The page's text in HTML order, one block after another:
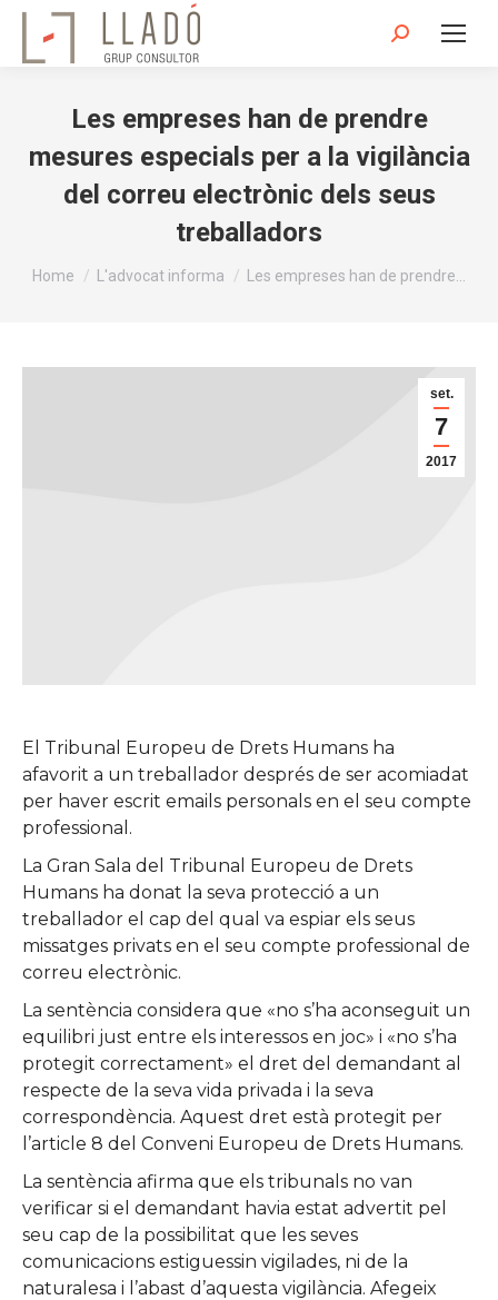
Search:
Les empreses han de prendre
mesures especials per a la vigilància
del correu electrònic dels seus
treballadors
You are here:
Home L'advocat informa Les empreses han de prendre…
set.
7
2017
El Tribunal Europeu de Drets Humans ha
afavorit a un treballador després de ser acomiadat
per haver escrit emails personals en el seu compte
professional.
La Gran Sala del Tribunal Europeu de Drets
Humans ha donat la seva protecció a un
treballador el cap del qual va espiar els seus
missatges privats en el seu compte professional de
correu electrònic.
La sentència considera que «no s’ha aconseguit un
equilibri just entre els interessos en joc» i «no s’ha
protegit correctament» el dret del demandant al
respecte de la seva vida privada i la seva
correspondència. Aquest dret està protegit per
l’article 8 del Conveni Europeu de Drets Humans.
La sentència afirma que els tribunals no van
verificar si el demandant havia estat advertit pel
seu cap de la possibilitat que les seves
comunicacions estiguessin vigilades, ni de la
naturalesa i l’abast d’aquesta vigilància. Afegeix